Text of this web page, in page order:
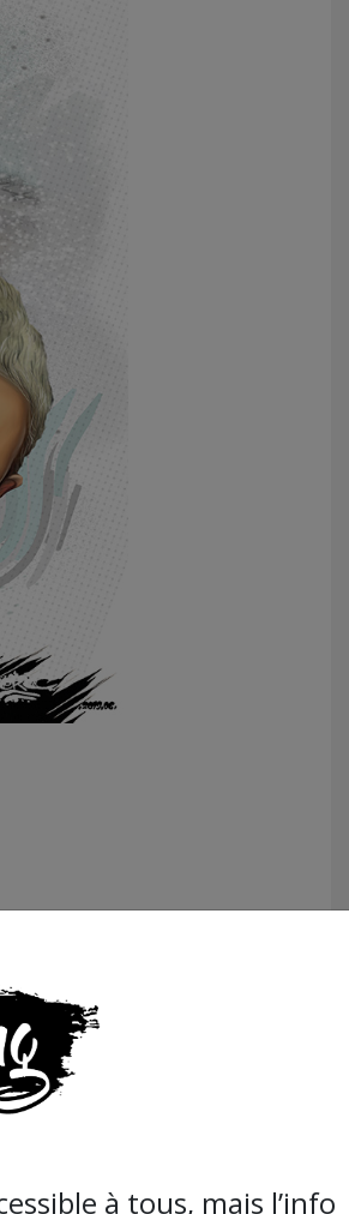
à toutes
et de l’argent,
ça dure ! Ça
à tous, mais l’info